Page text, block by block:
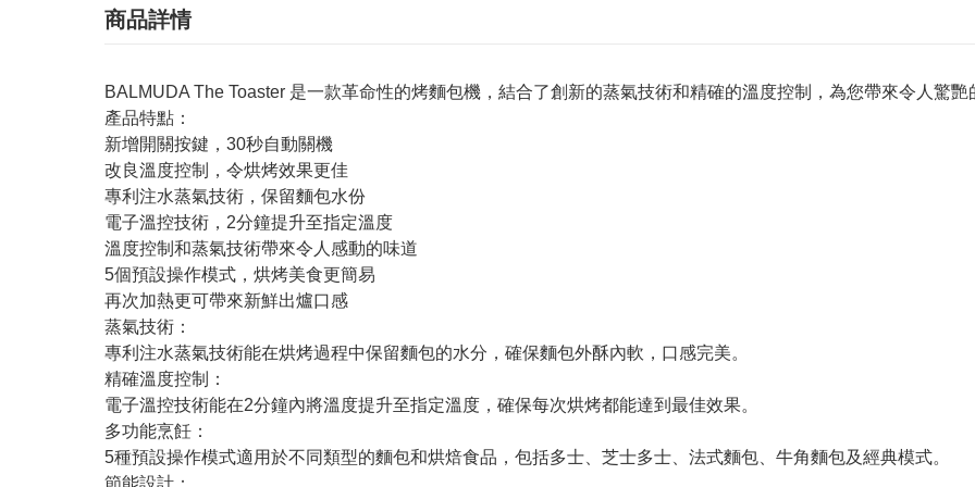
商品詳情
BALMUDA The Toaster 是一款革命性的烤麵包機，結合了創新的蒸氣技術和精確的溫度控制，為您帶來令人驚艷
產品特點：
新增開關按鍵，30秒自動關機
改良溫度控制，令烘烤效果更佳
專利注水蒸氣技術，保留麵包水份
電子溫控技術，2分鐘提升至指定溫度
溫度控制和蒸氣技術帶來令人感動的味道
5個預設操作模式，烘烤美食更簡易
再次加熱更可帶來新鮮出爐口感
蒸氣技術：
專利注水蒸氣技術能在烘烤過程中保留麵包的水分，確保麵包外酥內軟，口感完美。
精確溫度控制：
電子溫控技術能在2分鐘內將溫度提升至指定溫度，確保每次烘烤都能達到最佳效果。
多功能烹飪：
5種預設操作模式適用於不同類型的麵包和烘焙食品，包括多士、芝士多士、法式麵包、牛角麵包及經典模式。
節能設計：